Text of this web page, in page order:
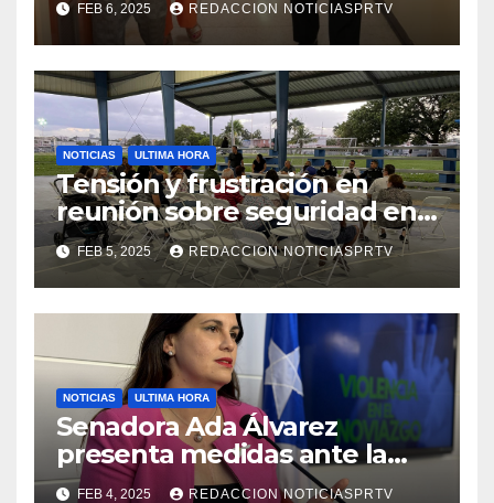
de la Salud en Mayagüez
FEB 6, 2025 REDACCION NOTICIASPRTV
NOTICIAS ULTIMA HORA
Tensión y frustración en
reunión sobre seguridad en
Reparto Metropolitano
FEB 5, 2025 REDACCION NOTICIASPRTV
NOTICIAS ULTIMA HORA
Senadora Ada Álvarez
presenta medidas ante la
violencia en el noviazgo
FEB 4, 2025 REDACCION NOTICIASPRTV